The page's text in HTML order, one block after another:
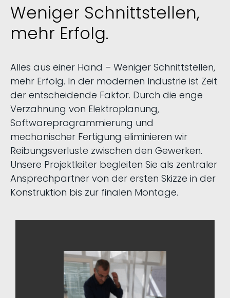
Weniger Schnittstellen,
mehr Erfolg.
Alles aus einer Hand – Weniger Schnittstellen,
mehr Erfolg. In der modernen Industrie ist Zeit
der entscheidende Faktor. Durch die enge
Verzahnung von Elektroplanung,
Softwareprogrammierung und
mechanischer Fertigung eliminieren wir
Reibungsverluste zwischen den Gewerken.
Unsere Projektleiter begleiten Sie als zentraler
Ansprechpartner von der ersten Skizze in der
Konstruktion bis zur finalen Montage.
Im komplexen
Sondermaschinenbau
ist eine exzellente
Projektleitung
Fundament für Ihren Erfolg. Unser